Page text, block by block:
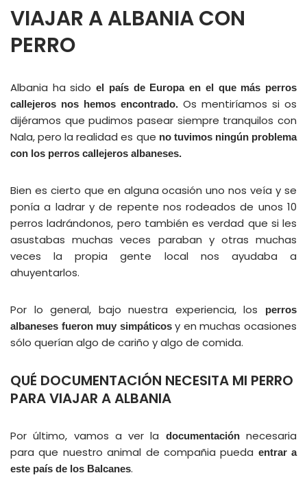
VIAJAR A ALBANIA CON
PERRO
Albania ha sido el país de Europa en el que más perros
callejeros nos hemos encontrado. Os mentiríamos si os
dijéramos que pudimos pasear siempre tranquilos con
Nala, pero la realidad es que no tuvimos ningún problema
con los perros callejeros albaneses.
Bien es cierto que en alguna ocasión uno nos veía y se
ponía a ladrar y de repente nos rodeados de unos 10
perros ladrándonos, pero también es verdad que si les
asustabas muchas veces paraban y otras muchas
veces la propia gente local nos ayudaba a
ahuyentarlos.
Por lo general, bajo nuestra experiencia, los
perros
albaneses fueron muy simpáticosy en muchas ocasiones
sólo querían algo de cariño y algo de comida.
QUÉ DOCUMENTACIÓN NECESITA MI PERRO
PARA VIAJAR A ALBANIA
Por último, vamos a ver la documentaciónnecesaria
para que nuestro animal de compañia pueda entrar a
este país de los Balcanes.